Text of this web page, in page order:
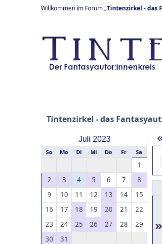
Willkommen im Forum „Tintenzirkel - das
Tintenzirkel - das
Juli 2023
So Mo Di Mi Do Fr Sa
1
2
3 4 5 6 7
8
9
10 11 12 13 14
15
16
17 18 19 20 21
22
23
24 25 26 27 28
29
30
31
»